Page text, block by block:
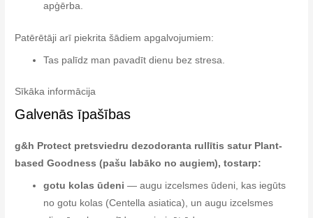
apģērba.
Patērētāji arī piekrita šādiem apgalvojumiem:
Tas palīdz man pavadīt dienu bez stresa.
Sīkāka informācija
Galvenās īpašības
g&h Protect pretsviedru dezodoranta rullītis satur Plant-
based Goodness (pašu labāko no augiem), tostarp:
gotu kolas ūdeni — augu izcelsmes ūdeni, kas iegūts
no gotu kolas (Centella asiatica), un augu izcelsmes